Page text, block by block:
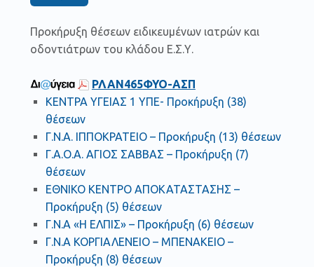
Προκήρυξη θέσεων ειδικευμένων ιατρών και
οδοντιάτρων του κλάδου Ε.Σ.Υ.
ΡΛΑΝ465ΦΥΟ-ΑΣΠ
ΚΕΝΤΡΑ ΥΓΕΙΑΣ 1 ΥΠΕ- Προκήρυξη (38)
θέσεων
Γ.Ν.Α. ΙΠΠΟΚΡΑΤΕΙΟ – Προκήρυξη (13) θέσεων
Γ.Α.Ο.Α. ΑΓΙΟΣ ΣΑΒΒΑΣ – Προκήρυξη (7)
θέσεων
ΕΘΝΙΚΟ ΚΕΝΤΡΟ ΑΠΟΚΑΤΑΣΤΑΣΗΣ –
Προκήρυξη (5) θέσεων
Γ.Ν.Α «Η ΕΛΠΙΣ» – Προκήρυξη (6) θέσεων
Γ.Ν.Α ΚΟΡΓΙΑΛΕΝΕΙΟ – ΜΠΕΝΑΚΕΙΟ –
Προκήρυξη (8) θέσεων